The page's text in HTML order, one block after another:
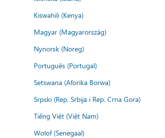
Kiswahili (Kenya)
Magyar (Magyarország)
Nynorsk (Noreg)
Português (Portugal)
Setswana (Aforika Borwa)
Srpski (Rep. Srbija i Rep. Crna Gora)
Tiếng Việt (Việt Nam)
Wolof (Senegaal)